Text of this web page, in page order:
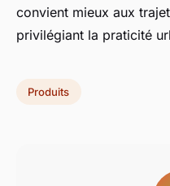
convient mieux aux
privilégiant la praticité
Produits